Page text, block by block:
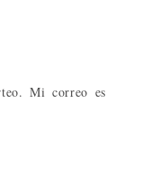
Mi correo es